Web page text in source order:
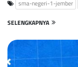
sma-negeri-1-jember
SELENGKAPNYA